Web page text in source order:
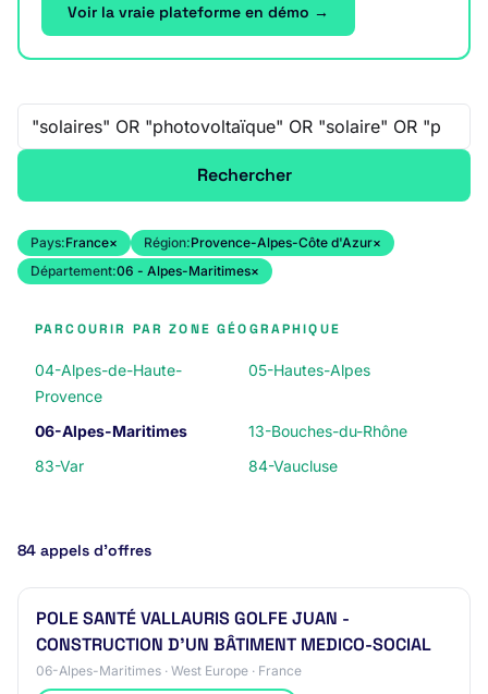
Voir la vraie plateforme en démo →
Recherche libre
Rechercher
Pays:France× Région:Provence-Alpes-Côte d'Azur×
Département:06 - Alpes-Maritimes×
PARCOURIR PAR ZONE GÉOGRAPHIQUE
04-Alpes-de-Haute-
Provence
05-Hautes-Alpes
06-Alpes-Maritimes
13-Bouches-du-Rhône
83-Var
84-Vaucluse
84 appels d’offres
POLE SANTÉ VALLAURIS GOLFE JUAN -
CONSTRUCTION D'UN BÂTIMENT MEDICO-SOCIAL
06-Alpes-Maritimes · West Europe · France